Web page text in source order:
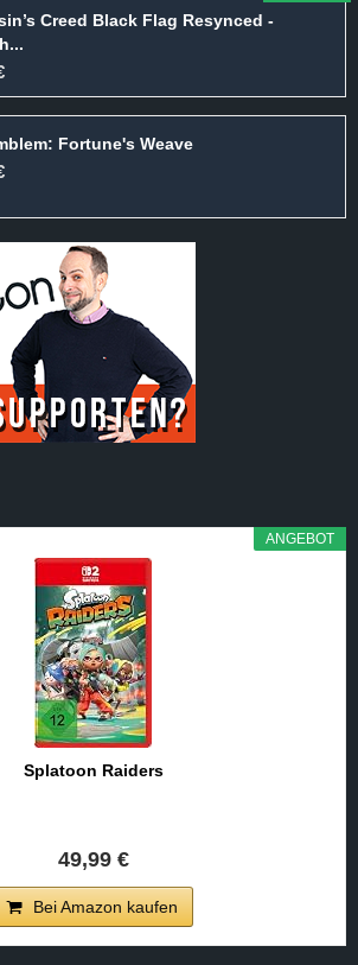
Creed Black Flag Resynced -
Fortune's Weave
ANGEBOT
Splatoon Raiders
49,99 €
Bei Amazon kaufen